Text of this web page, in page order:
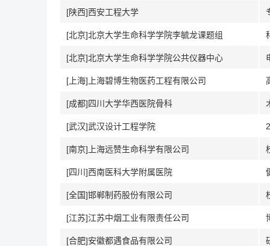
[陕西]西安工程大学
[北京]北京大学生命科学学院李毓龙课题组
[北京]北京大学生命科学学院公共仪器中心
[上海]上海碧博生物医药工程有限公司
[成都]四川大学华西医院骨科
[武汉]武汉设计工程学院
[南京]上海远赞生命科学有限公司
[四川]西南医科大学附属医院
[全国]邯郸制药股份有限公司
[江苏]江苏中烟工业有限责任公司
[合肥]安徽都遇食品有限公司